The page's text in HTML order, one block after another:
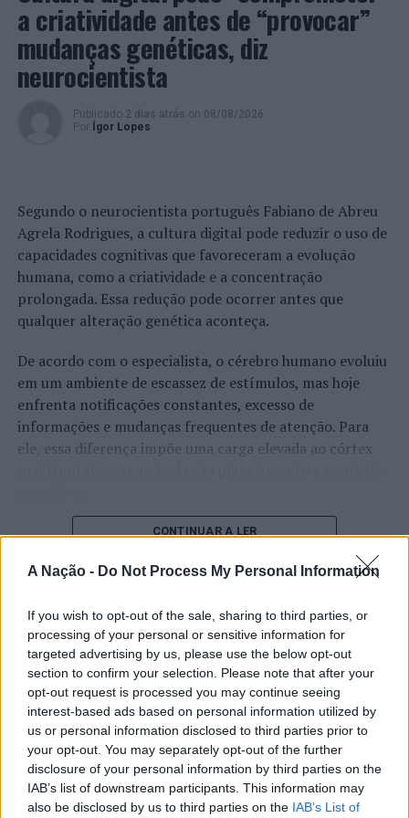
A Nação - Do Not Process My Personal Information
If you wish to opt-out of the sale, sharing to third parties, or
processing of your personal or sensitive information for
targeted advertising by us, please use the below opt-out
section to confirm your selection. Please note that after your
opt-out request is processed you may continue seeing
interest-based ads based on personal information utilized by
us or personal information disclosed to third parties prior to
your opt-out. You may separately opt-out of the further
disclosure of your personal information by third parties on the
IAB’s list of downstream participants. This information may
also be disclosed by us to third parties on the IAB’s List of
empresas) e, por outro lado, a disponibilidade que o
teletrabalho e os confinamentos acabaram por criar a
muitos proprietários.
No que se refere aos preços praticados por estes
especialistas em 2021, o preço médio localizava-se nos
€117/mês, sendo este um serviço que, neste momento,
remotamente.
“Em matéria de honorários, estimamos que os preços
praticados pelo setor se mantenham estáveis”, conclui a
mesma responsável.
Foto: DR.
TÓPICOS RELACIONADOS: DESTAQUE
FIXANDO
GESTÃO DE CONDOMÍNIOS
PRÓXIMO
Uma declaração transfronteiriça para atravessar o
a criatividade antes de “provocar”
mudanças genéticas, diz
neurocientista
Publicado 2 dias atrás on 08/08/2026
Por
Ígor Lopes
Segundo o neurocientista português Fabiano de Abreu
Agrela Rodrigues, a cultura digital pode reduzir o uso de
capacidades cognitivas que favoreceram a evolução
humana, como a criatividade e a concentração
prolongada. Essa redução pode ocorrer antes que
qualquer alteração genética aconteça.
De acordo com o especialista, o cérebro humano evoluiu
em um ambiente de escassez de estímulos, mas hoje
enfrenta notificações constantes, excesso de
informações e mudanças frequentes de atenção. Para
ele, essa diferença impõe uma carga elevada ao córtex
O pesquisador afirma que plataformas digitais também
estimulam continuamente o sistema de recompensa do
cérebro, favorecendo a fadiga mental, a dificuldade de
tarefas inacabadas permanecem ativas na memória e
aumentam a sensação de sobrecarga, enquanto o stress
prolongado pode elevar os níveis de cortisol e
prejudicar o desempenho cognitivo.
Fabiano de Abreu Agrela Rodrigues ressalta que não há
evidências de que o ambiente digital provoque mudanças
genéticas na espécie humana. A adaptação observada,
afirma, ocorre por meio da neuroplasticidade, processo
pelo qual os circuitos neurais se reorganizam em
CONTINUAR A LER
ATUALIDADE
“Millennium Estoril Open 2026”
regressou ao circuito ATP com
vitória do francês Luca Van Assche
Por Ígor Lopes